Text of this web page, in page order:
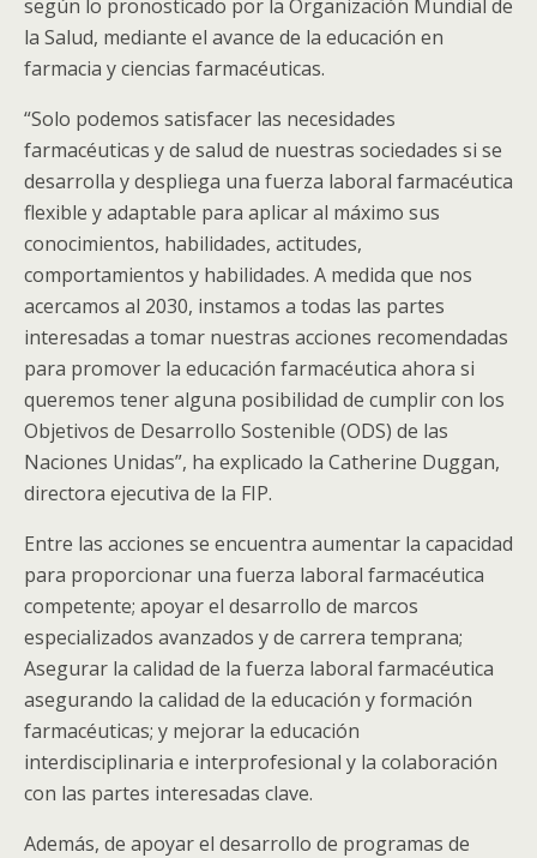
según lo pronosticado por la Organización Mundial de
la Salud, mediante el avance de la educación en
farmacia y ciencias farmacéuticas.
“Solo podemos satisfacer las necesidades
farmacéuticas y de salud de nuestras sociedades si se
desarrolla y despliega una fuerza laboral farmacéutica
flexible y adaptable para aplicar al máximo sus
conocimientos, habilidades, actitudes,
comportamientos y habilidades. A medida que nos
acercamos al 2030, instamos a todas las partes
interesadas a tomar nuestras acciones recomendadas
para promover la educación farmacéutica ahora si
queremos tener alguna posibilidad de cumplir con los
Objetivos de Desarrollo Sostenible (ODS) de las
Naciones Unidas”, ha explicado la Catherine Duggan,
directora ejecutiva de la FIP.
Entre las acciones se encuentra aumentar la capacidad
para proporcionar una fuerza laboral farmacéutica
competente; apoyar el desarrollo de marcos
especializados avanzados y de carrera temprana;
Asegurar la calidad de la fuerza laboral farmacéutica
asegurando la calidad de la educación y formación
farmacéuticas; y mejorar la educación
interdisciplinaria e interprofesional y la colaboración
con las partes interesadas clave.
Además, de apoyar el desarrollo de programas de